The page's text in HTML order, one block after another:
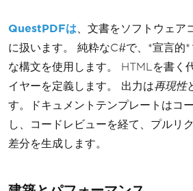
QuestPDFは 、文書をソフトウェア
に扱います。 純粋なC#で、*宣言的*
な構文を使用します。 HTMLを書く
イヤーを定義します。 出力は再現性
す。ドキュメントテンプレートはコ
し、コードレビューを経て、プルリ
差分を生成します。